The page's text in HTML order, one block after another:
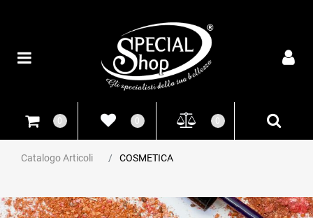
0 0 0
Catalogo Articoli COSMETICA